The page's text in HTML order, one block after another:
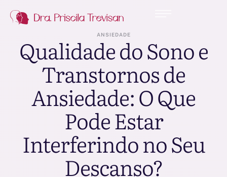
ANSIEDADE
Qualidade do Sono e
Transtornos de
Ansiedade: O Que
Pode Estar
Interferindo no Seu
Descanso?